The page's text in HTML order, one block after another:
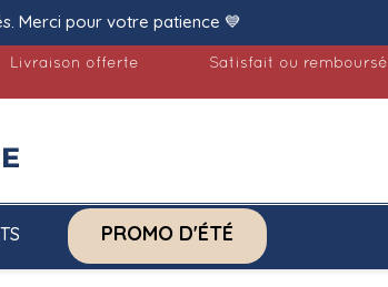
Merci pour votre patience 💙
Livraison offerte Satisfait ou remboursé
PROMO D'ÉTÉ